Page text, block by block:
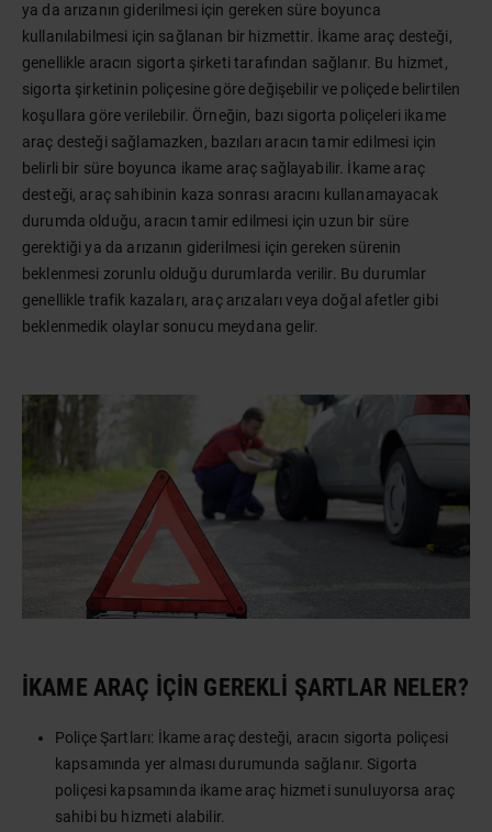
ya da arızanın giderilmesi için gereken süre boyunca
kullanılabilmesi için sağlanan bir hizmettir. İkame araç desteği,
genellikle aracın sigorta şirketi tarafından sağlanır. Bu hizmet,
sigorta şirketinin poliçesine göre değişebilir ve poliçede belirtilen
koşullara göre verilebilir. Örneğin, bazı sigorta poliçeleri ikame
araç desteği sağlamazken, bazıları aracın tamir edilmesi için
belirli bir süre boyunca ikame araç sağlayabilir. İkame araç
desteği, araç sahibinin kaza sonrası aracını kullanamayacak
durumda olduğu, aracın tamir edilmesi için uzun bir süre
gerektiği ya da arızanın giderilmesi için gereken sürenin
beklenmesi zorunlu olduğu durumlarda verilir. Bu durumlar
genellikle trafik kazaları, araç arızaları veya doğal afetler gibi
beklenmedik olaylar sonucu meydana gelir.
İKAME ARAÇ IÇIN GEREKLI ŞARTLAR NELER?
Poliçe Şartları: İkame araç desteği, aracın sigorta poliçesi
kapsamında yer alması durumunda sağlanır. Sigorta
poliçesi kapsamında ikame araç hizmeti sunuluyorsa araç
sahibi bu hizmeti alabilir.